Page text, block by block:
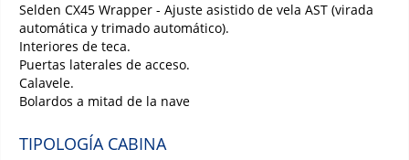
Selden CX45 Wrapper - Ajuste asistido de vela AST (virada
automática y trimado automático).
Interiores de teca.
Puertas laterales de acceso.
Calavele.
Bolardos a mitad de la nave
TIPOLOGÍA CABINA